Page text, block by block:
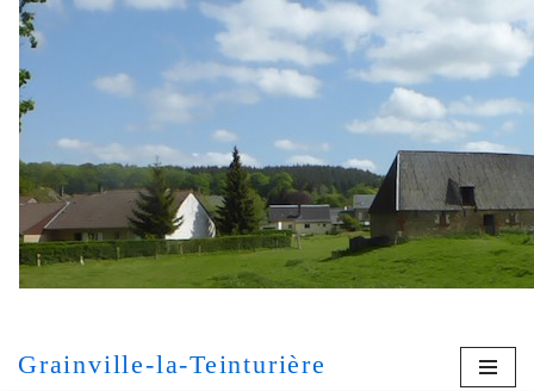
Aller
au
contenu
Grainville-la-Teinturière